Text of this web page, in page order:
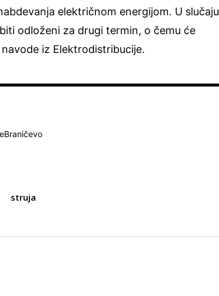
električnom energijom. U slučaju
odloženi za drugi termin, o čemu će
iz Elektrodistribucije.
struja